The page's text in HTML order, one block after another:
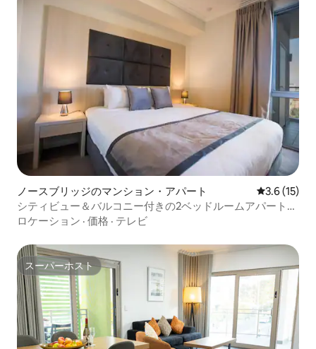
ノースブリッジのマンション・アパート レビュー15
3.6 (15)
シティビュー＆バルコニー付きの2ベッドルームアパートメ
ント
ロケーション · 価格 · テレビ
スーパーホスト
スーパーホスト